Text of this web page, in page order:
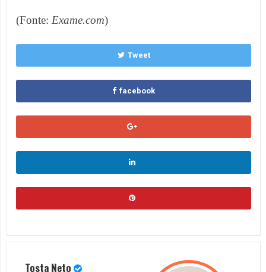
(Fonte: Exame.com)
Tweet
facebook
Tosta Neto